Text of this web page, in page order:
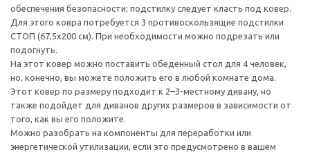
обеспечения безопасности; подстилку следует класть под ковер.
Для этого ковра потребуется 3 противоскользящие подстилки
СТОП (67,5x200 см). При необходимости можно подрезать или
подогнуть.
На этот ковер можно поставить обеденный стол для 4 человек,
но, конечно, вы можете положить его в любой комнате дома.
Этот ковер по размеру подходит к 2–3-местному дивану, но
также подойдет для диванов других размеров в зависимости от
того, как вы его положите.
Можно разобрать на компоненты для переработки или
энергетической утилизации, если это предусмотрено в вашем